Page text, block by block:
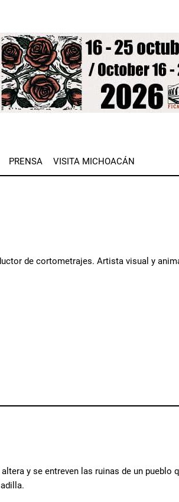
PRENSA VISITA MICHOACÁN
de cortometrajes. Artista visual y
y se entreven las ruinas de un pueblo